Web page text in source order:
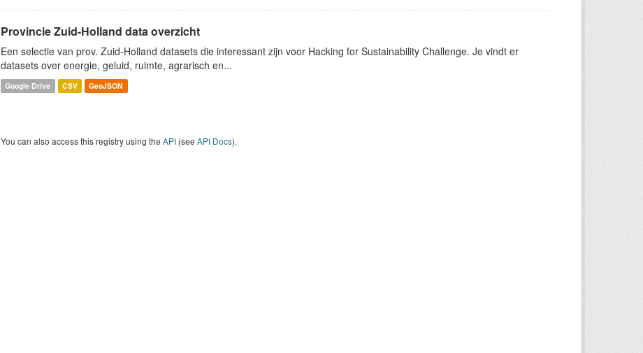
Provincie Zuid-Holland data overzicht
Een selectie van prov. Zuid-Holland datasets die interessant zijn voor Hacking for Sustainability Challenge. Je vindt er
datasets over energie, geluid, ruimte, agrarisch en...
Google Drive CSV GeoJSON
You can also access this registry using the API (see API Docs).